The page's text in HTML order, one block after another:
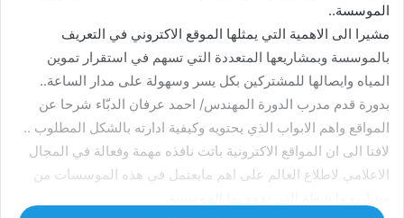
الموسسة..
مشيرا الى الاهمية التي يمثلها الموقع الاكتروني في التعريف
بالموسسة وبمشاريعها المتعددة التي تسهم في استقرار تموين
المياه وايصالها للمشتركين بكل يسر وسهولة على مدار الساعة..
بدورة قدم مدرب الدورة المهندس/ احمد عرفان الدبّاء شرحا عن
المواقع واهم الابواب الذي يحتويه وكيفية ادارته بالشكل المطلوب ..
لافتا الى ان المواقع الاكترونية باتت نافذه مهمة وفعالة في المجال
الاعلامي لاطلاع العالم على اهم مايعتمل في هذه الموسسات من